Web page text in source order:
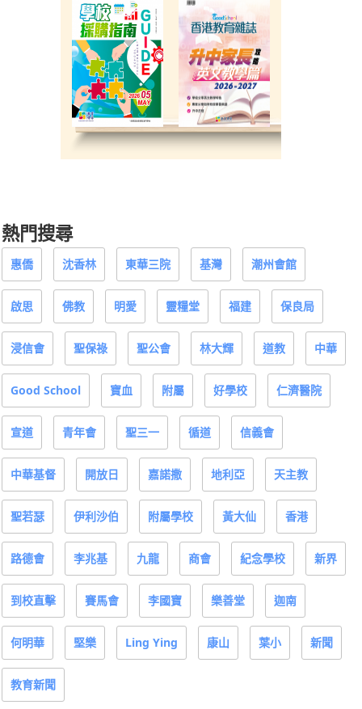
熱門搜尋
惠僑 沈香林 東華三院 基灣 潮州會館
啟思 佛教 明愛 靈糧堂 福建 保良局
浸信會 聖保祿 聖公會 林大輝 道教 中華
Good School 寶血 附屬 好學校 仁濟醫院
宣道 青年會 聖三一 循道 信義會
中華基督 開放日 嘉諾撒 地利亞 天主教
聖若瑟 伊利沙伯 附屬學校 黃大仙 香港
路德會 李兆基 九龍 商會 紀念學校 新界
到校直擊 賽馬會 李國寶 樂善堂 迦南
何明華 堅樂 Ling Ying 康山 葉小 新聞
教育新聞